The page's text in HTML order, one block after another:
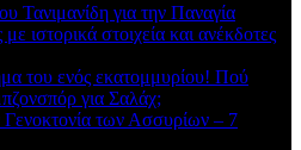
Τανιμανίδη για την Παναγία
ιστορικά στοιχεία και ανέκδοτες
του ενός εκατομμυρίου! Πού
για Σαλάχ;
των Ασσυρίων – 7